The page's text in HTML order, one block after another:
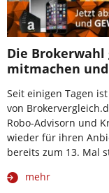
Die Brokerwahl
mitmachen
Seit einigen Tagen
von
Robo-Advisorn und
wieder für ihren
bereits zum 13. Mal
mehr